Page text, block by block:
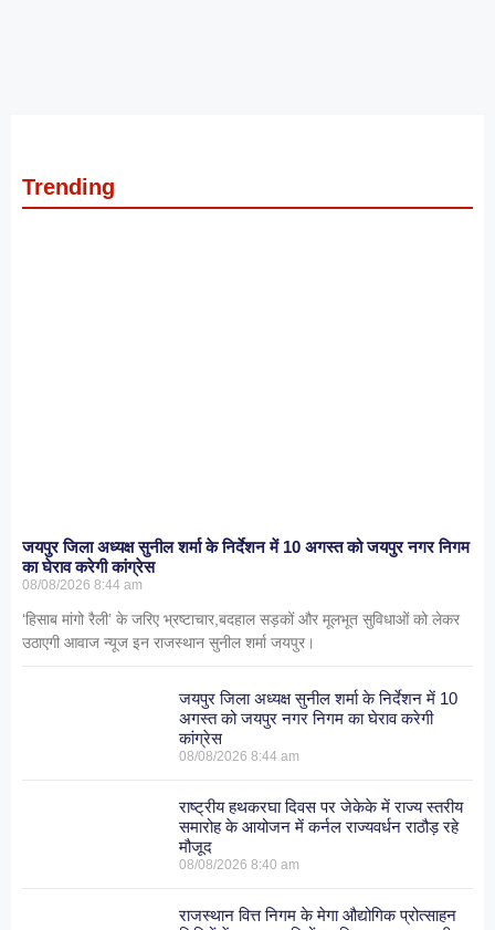
Trending
जयपुर जिला अध्यक्ष सुनील शर्मा के निर्देशन में 10 अगस्त को जयपुर नगर निगम
का घेराव करेगी कांग्रेस
08/08/2026 8:44 am
‘हिसाब मांगो रैली’ के जरिए भ्रष्टाचार,बदहाल सड़कों और मूलभूत सुविधाओं को लेकर
उठाएगी आवाज न्यूज इन राजस्थान सुनील शर्मा जयपुर।
जयपुर जिला अध्यक्ष सुनील शर्मा के निर्देशन में 10
अगस्त को जयपुर नगर निगम का घेराव करेगी
कांग्रेस
08/08/20268:44 am
राष्ट्रीय हथकरघा दिवस पर जेकेके में राज्य स्तरीय
समारोह के आयोजन में कर्नल राज्यवर्धन राठौड़ रहे
मौजूद
08/08/20268:40 am
राजस्थान वित्त निगम के मेगा औद्योगिक प्रोत्साहन